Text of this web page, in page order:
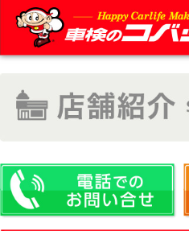
車検のコバック」栃木店